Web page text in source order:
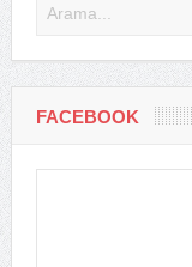
FACEBOOK